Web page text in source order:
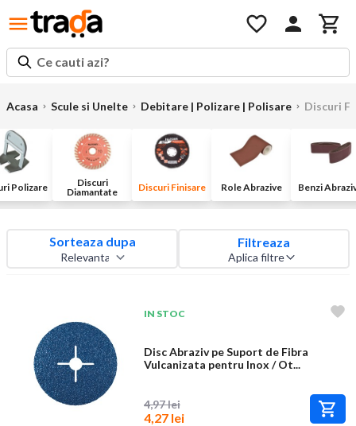
Ce cauti azi?
Acasa Scule si Unelte Debitare | Polizare | Polisare Discuri
Polizare
Discuri
Diamantate
Discuri Finisare Role Abrazive Benzi
Sorteaza dupa Filtreaza
Aplica filtre
IN STOC
Disc Abraziv pe Suport de Fibra
Vulcanizata pentru Inox / Ot...
4,97 lei
4,27 lei